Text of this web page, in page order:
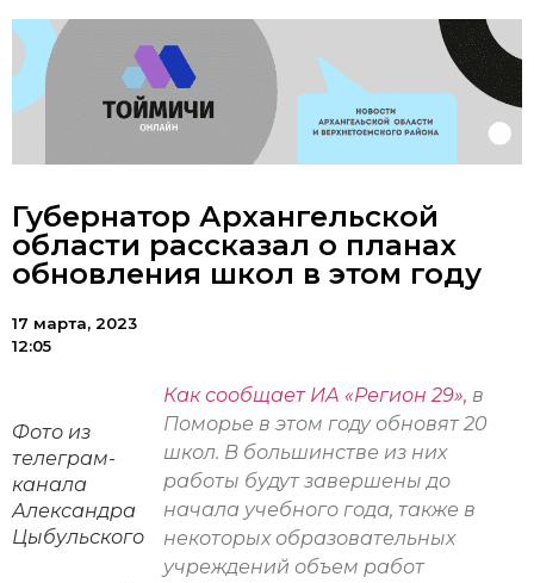
Губернатор Архангельской
области рассказал о планах
обновления школ в этом году
17 марта, 2023
12:05
Фото из
телеграм-
канала
Александра
Цыбульского
Как сообщает ИА «Регион 29», в
Поморье в этом году обновят 20
школ. В большинстве из них
работы будут завершены до
начала учебного года, также в
некоторых образовательных
учреждений объем работ